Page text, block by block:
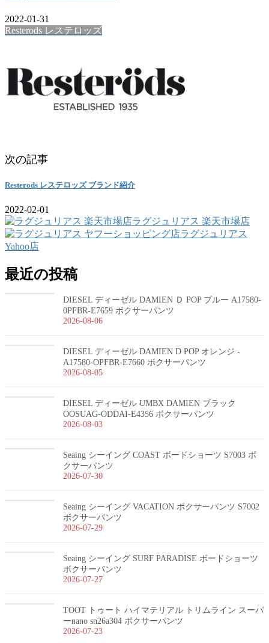
2022-01-31
Resterods レステロッズ
次の記事
Resterods レステロッズ ブランド紹介
2022-02-01
ラグジュリアス 楽天市場店
ラグジュリアス
Yahoo店
最近の投稿
DIESEL ディーゼル DAMIEN Ｄ POP ブルー A17580-
0PFBR-E7659 ボクサーパンツ
2026-08-06
DIESEL ディーゼル DAMIEN D POP オレンジ -
A17580-OPFBR-E7660 ボクサーパンツ
2026-08-05
DIESEL ディーゼル UMBX DAMIEN ブラック
OOSUAG-ODDAI-E4356 ボクサーパンツ
2026-08-03
Seaing シーイング COAST ボードショーツ S7003 ボ
クサーパンツ
2026-07-30
Seaing シーイング VACATION ボクサーパンツ S7002
ボクサーパンツ
2026-07-29
Seaing シーイング SURF PARADISE ボードショーツ
ボクサーパンツ
2026-07-27
TOOT トゥート ハイマテリアル トリムライン スーパ
ーnano sn26a304 ボクサーパンツ
2026-07-23